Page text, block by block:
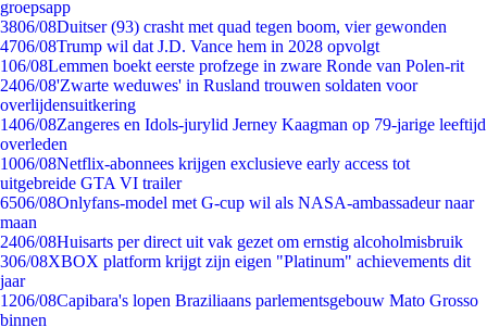
groepsapp
3806/08Duitser (93) crasht met quad tegen boom, vier gewonden
4706/08Trump wil dat J.D. Vance hem in 2028 opvolgt
106/08Lemmen boekt eerste profzege in zware Ronde van Polen-rit
2406/08'Zwarte weduwes' in Rusland trouwen soldaten voor
overlijdensuitkering
1406/08Zangeres en Idols-jurylid Jerney Kaagman op 79-jarige leeftijd
overleden
1006/08Netflix-abonnees krijgen exclusieve early access tot
uitgebreide GTA VI trailer
6506/08Onlyfans-model met G-cup wil als NASA-ambassadeur naar
maan
2406/08Huisarts per direct uit vak gezet om ernstig alcoholmisbruik
306/08XBOX platform krijgt zijn eigen "Platinum" achievements dit
jaar
1206/08Capibara's lopen Braziliaans parlementsgebouw Mato Grosso
binnen